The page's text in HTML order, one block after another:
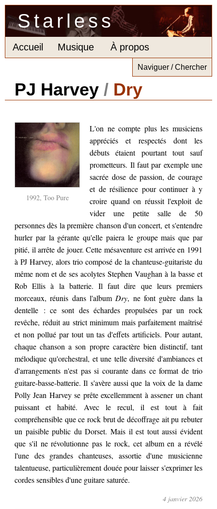
Starless
Accueil Musique À propos
Naviguer / Chercher
PJ Harvey / Dry
1992, Too Pure
L'on ne compte plus les musiciens
appréciés et respectés dont les
débuts étaient pourtant tout sauf
prometteurs. Il faut par exemple une
sacrée dose de passion, de courage
et de résilience pour continuer à y
croire quand on réussit l'exploit de
vider une petite salle de 50
personnes dès la première chanson d'un concert, et s'entendre
hurler par la gérante qu'elle paiera le groupe mais que par
pitié, il arrête de jouer. Cette mésaventure est arrivée en 1991
à PJ Harvey, alors trio composé de la chanteuse-guitariste du
même nom et de ses acolytes Stephen Vaughan à la basse et
Rob Ellis à la batterie. Il faut dire que leurs premiers
morceaux, réunis dans l'album Dry, ne font guère dans la
dentelle : ce sont des échardes propulsées par un rock
revêche, réduit au strict minimum mais parfaitement maîtrisé
et non pollué par tout un tas d'effets artificiels. Pour autant,
chaque chanson a son propre caractère bien distinctif, tant
mélodique qu'orchestral, et une telle diversité d'ambiances et
d'arrangements n'est pas si courante dans ce format de trio
guitare-basse-batterie. Il s'avère aussi que la voix de la dame
Polly Jean Harvey se prête excellemment à assener un chant
puissant et habité. Avec le recul, il est tout à fait
compréhensible que ce rock brut de décoffrage ait pu rebuter
un paisible public du Dorset. Mais il est tout aussi évident
que s'il ne révolutionne pas le rock, cet album en a révélé
l'une des grandes chanteuses, assortie d'une musicienne
talentueuse, particulièrement douée pour laisser s'exprimer les
cordes sensibles d'une guitare saturée.
4 janvier 2026